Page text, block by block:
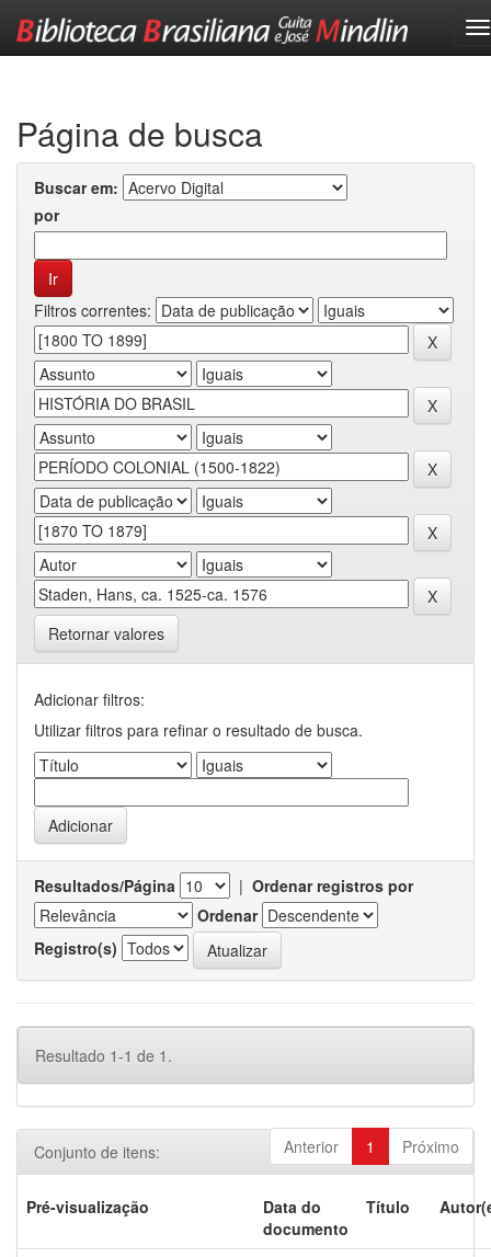
Página de busca
Buscar em:
por
Filtros correntes:
Retornar valores
Adicionar filtros:
Utilizar filtros para refinar o resultado de busca.
Resultados/Página | Ordenar registros por
Ordenar
Registro(s)
Resultado 1-1 de 1.
Anterior 1 Próximo
Conjunto de itens:
Pré-visualização
Data do
documento
Título